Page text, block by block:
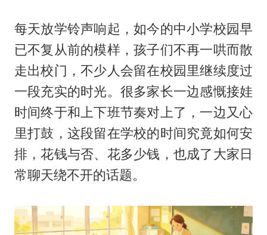
每天放学铃声响起，如今的中小学校园早
已不复从前的模样，孩子们不再一哄而散
走出校门，不少人会留在校园里继续度过
一段充实的时光。很多家长一边感慨接娃
时间终于和上下班节奏对上了，一边又心
里打鼓，这段留在学校的时间究竟如何安
排，花钱与否、花多少钱，也成了大家日
常聊天绕不开的话题。